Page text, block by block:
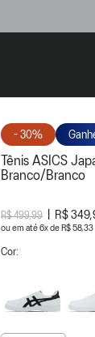
- 30%
Tênis ASICS
Branco/Branco
R$ 499,99 R$
ou 6x de R$ 58,33
Cor: